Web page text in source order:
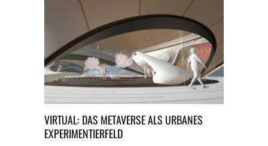
VIRTUAL: DAS METAVERSE ALS URBANES
EXPERIMENTIERFELD